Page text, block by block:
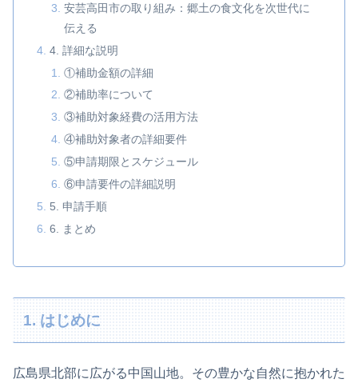
安芸高田市の取り組み：郷土の食文化を次世代に
伝える
4. 詳細な説明
①補助金額の詳細
②補助率について
③補助対象経費の活用方法
④補助対象者の詳細要件
⑤申請期限とスケジュール
⑥申請要件の詳細説明
5. 申請手順
6. まとめ
1. はじめに
広島県北部に広がる中国山地。その豊かな自然に抱かれた